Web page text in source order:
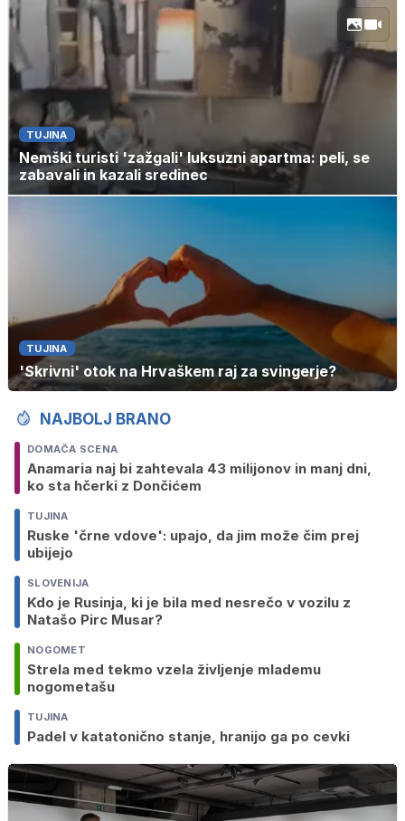
TUJINA
Nemški turisti 'zažgali' luksuzni apartma: peli, se
zabavali in kazali sredinec
TUJINA
'Skrivni' otok na Hrvaškem raj za svingerje?
NAJBOLJ BRANO
DOMAČA SCENA
Anamaria naj bi zahtevala 43 milijonov in manj dni,
ko sta hčerki z Dončićem
TUJINA
Ruske 'črne vdove': upajo, da jim može čim prej
ubijejo
SLOVENIJA
Kdo je Rusinja, ki je bila med nesrečo v vozilu z
Natašo Pirc Musar?
NOGOMET
Strela med tekmo vzela življenje mlademu
nogometašu
TUJINA
Padel v katatonično stanje, hranijo ga po cevki